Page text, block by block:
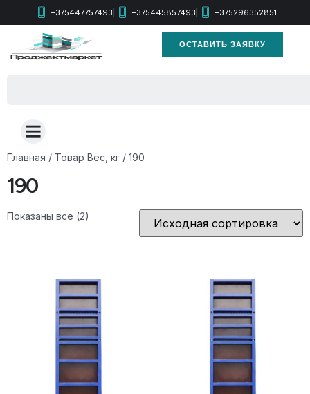
+375447757493 +375445857493 +375296352851
ОСТАВИТЬ ЗАЯВКУ
Главная / Товар Вес, кг / 190
190
Показаны все (2)